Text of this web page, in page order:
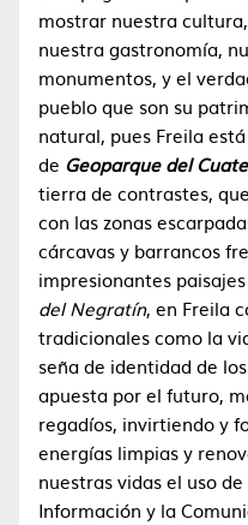
mostrar nuestra
nuestra gastronomía,
monumentos, y el
pueblo que son su
natural, pues Freila
de Geoparque del
tierra de contrastes,
con las zonas
cárcavas y barrancos
impresionantes
del Negratín, en Freila
tradicionales como la
seña de identidad de
apuesta por el futuro,
regadíos, invirtiendo y
energías limpias y
nuestras vidas el uso
Información y la